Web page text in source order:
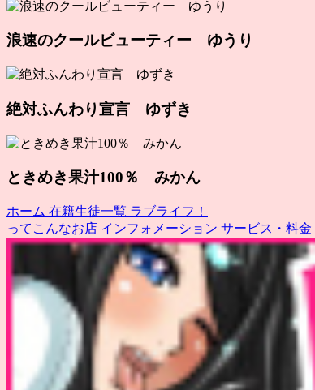
浪速のクールビューティー ゆうり
絶対ふんわり宣言 ゆずき
ときめき果汁100％ みかん
ホーム 在籍生徒一覧 ラブライフ！
ってこんなお店 インフォメーション サービス・料金